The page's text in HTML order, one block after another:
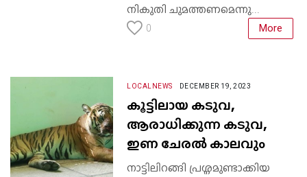
നികുതി ചുമത്തണമെന്നു...
0 More
LOCALNEWS DECEMBER 19, 2023
കൂട്ടിലായ കടുവ,
ആരാധിക്കുന്ന കടുവ,
ഇണ ചേരൽ കാലവും
നാട്ടിലിറങ്ങി പ്രശ്നമുണ്ടാക്കിയ